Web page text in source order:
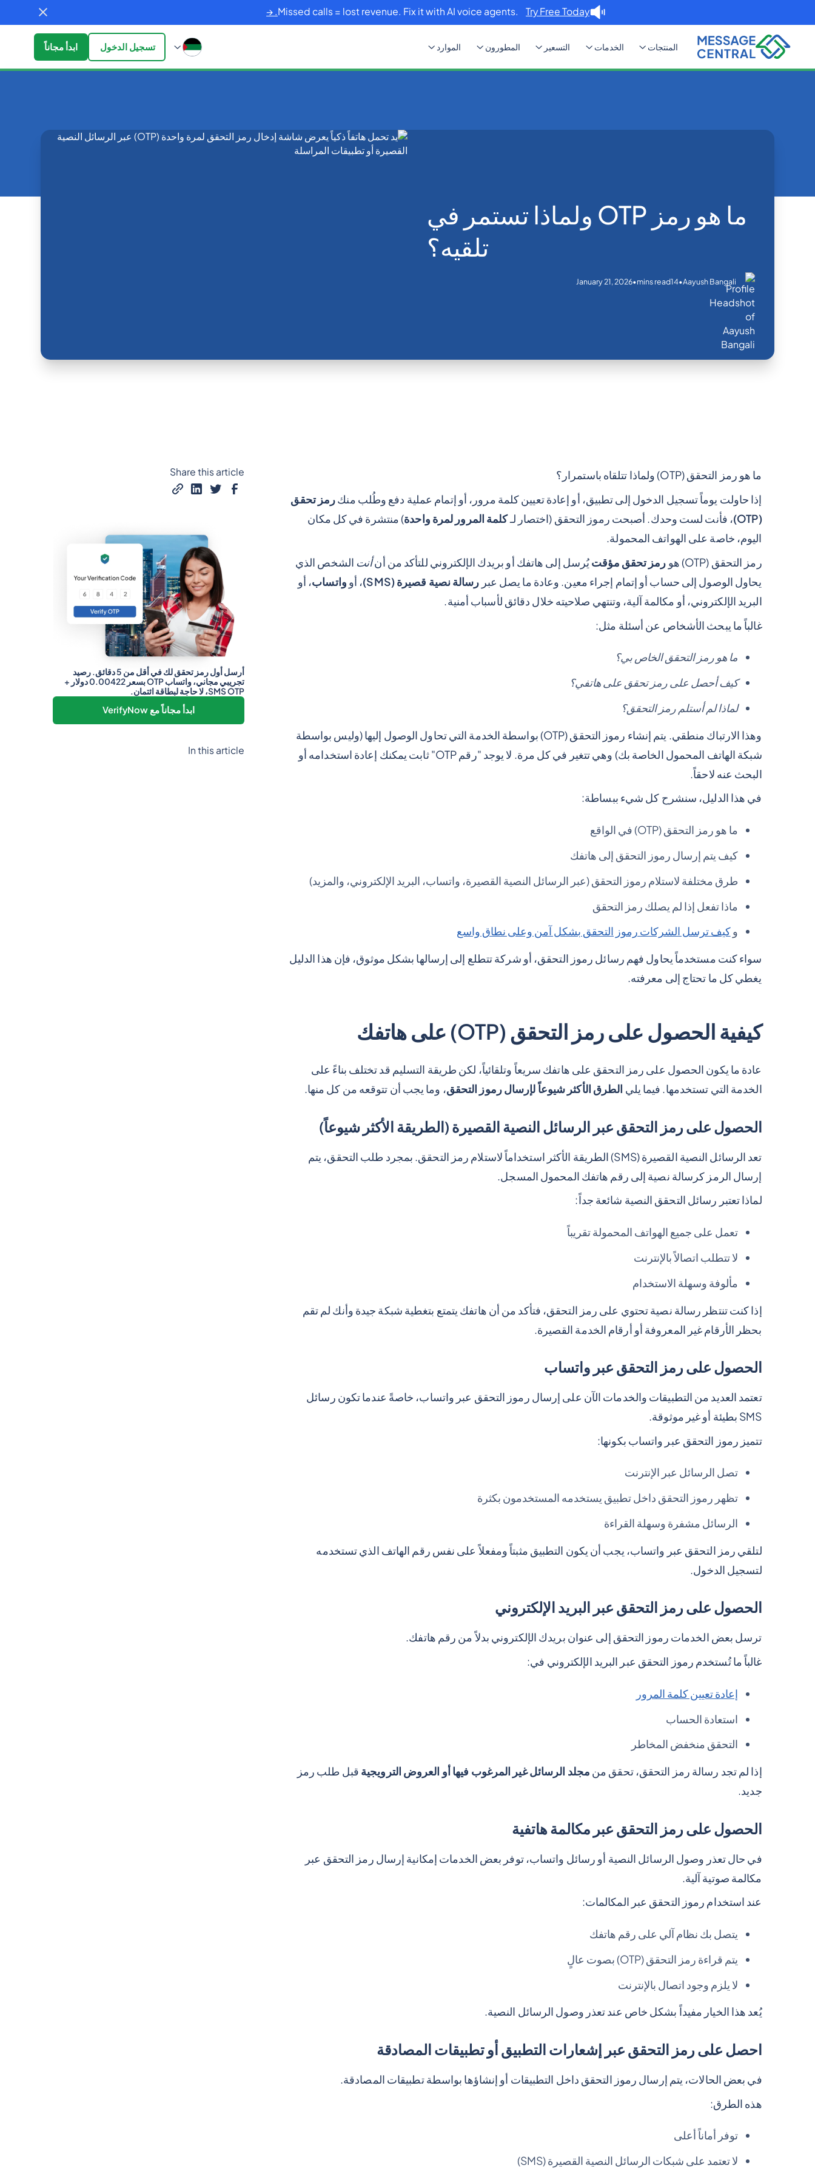
Missed calls = lost revenue. Fix it with AI voice agents.Try Free Today. →
المنتجات الخدمات التسعير المطورون الموارد تسجيل الدخول ابدأ مجاناً
ما هو رمز OTP ولماذا تستمر في
تلقيه؟
Aayush Bangali
•
14
mins read
•
January 21, 2026
ما هو رمز التحقق (OTP) ولماذا تتلقاه باستمرار؟
إذا حاولت يوماً تسجيل الدخول إلى تطبيق، أو إعادة تعيين كلمة مرور، أو إتمام عملية دفع وطُلب منكرمز تحقق
(OTP)
، فأنت لست وحدك. أصبحت رموز التحقق (اختصار لـكلمة المرور لمرة واحدة) منتشرة في كل مكان
اليوم، خاصة على الهواتف المحمولة.
رمز التحقق (OTP) هو
رمز تحقق مؤقتيُرسل إلى هاتفك أو بريدك الإلكتروني للتأكد من أنأنت الشخص الذي
يحاول الوصول إلى حساب أو إتمام إجراء معين. وعادة ما يصل عبر رسالة نصية قصيرة (SMS) ، أو واتساب، أو
البريد الإلكتروني، أو مكالمة آلية، وتنتهي صلاحيته خلال دقائق لأسباب أمنية.
غالباً ما يبحث الأشخاص عن أسئلة مثل:
ما هو رمز التحقق الخاص بي؟
كيف أحصل على رمز تحقق على هاتفي؟
لماذا لم أستلم رمز التحقق؟
وهذا الارتباك منطقي. يتم إنشاء رموز التحقق (OTP) بواسطة الخدمة التي تحاول الوصول إليها (وليس بواسطة
شبكة الهاتف المحمول الخاصة بك) وهي تتغير في كل مرة. لا يوجد "رقم OTP" ثابت يمكنك إعادة استخدامه أو
البحث عنه لاحقاً.
في هذا الدليل، سنشرح كل شيء ببساطة:
ما هو رمز التحقق (OTP) في الواقع
كيف يتم إرسال رموز التحقق إلى هاتفك
طرق مختلفة لاستلام رموز التحقق (عبر الرسائل النصية القصيرة، واتساب، البريد الإلكتروني، والمزيد)
ماذا تفعل إذا لم يصلك رمز التحقق
وكيف ترسل الشركات رموز التحقق بشكل آمن وعلى نطاق واسع
سواء كنت مستخدماً يحاول فهم رسائل رموز التحقق، أو شركة تتطلع إلى إرسالها بشكل موثوق، فإن هذا الدليل
يغطي كل ما تحتاج إلى معرفته.
كيفية الحصول على رمز التحقق (OTP) على هاتفك
عادة ما يكون الحصول على رمز التحقق على هاتفك سريعاً وتلقائياً، لكن طريقة التسليم قد تختلف بناءً على
الخدمة التي تستخدمها. فيما يلي الطرق الأكثر شيوعاً لإرسال رموز التحقق، وما يجب أن تتوقعه من كل منها.
الحصول على رمز التحقق عبر الرسائل النصية القصيرة (الطريقة الأكثر شيوعاً)
تعد الرسائل النصية القصيرة (SMS) الطريقة الأكثر استخداماً لاستلام رمز التحقق. بمجرد طلب التحقق، يتم
إرسال الرمز كرسالة نصية إلى رقم هاتفك المحمول المسجل.
لماذا تعتبر رسائل التحقق النصية شائعة جداً:
تعمل على جميع الهواتف المحمولة تقريباً
لا تتطلب اتصالاً بالإنترنت
مألوفة وسهلة الاستخدام
إذا كنت تنتظر رسالة نصية تحتوي على رمز التحقق، فتأكد من أن هاتفك يتمتع بتغطية شبكة جيدة وأنك لم تقم
بحظر الأرقام غير المعروفة أو أرقام الخدمة القصيرة.
الحصول على رمز التحقق عبر واتساب
تعتمد العديد من التطبيقات والخدمات الآن على إرسال رموز التحقق عبر واتساب، خاصةً عندما تكون رسائل
SMS بطيئة أو غير موثوقة.
تتميز رموز التحقق عبر واتساب بكونها:
تصل الرسائل عبر الإنترنت
تظهر رموز التحقق داخل تطبيق يستخدمه المستخدمون بكثرة
الرسائل مشفرة وسهلة القراءة
لتلقي رمز التحقق عبر واتساب، يجب أن يكون التطبيق مثبتاً ومفعلاً على نفس رقم الهاتف الذي تستخدمه
لتسجيل الدخول.
الحصول على رمز التحقق عبر البريد الإلكتروني
ترسل بعض الخدمات رموز التحقق إلى عنوان بريدك الإلكتروني بدلاً من رقم هاتفك.
غالباً ما تُستخدم رموز التحقق عبر البريد الإلكتروني في:
إعادة تعيين كلمة المرور
استعادة الحساب
التحقق منخفض المخاطر
إذا لم تجد رسالة رمز التحقق، تحقق من مجلد الرسائل غير المرغوب فيها أو العروض الترويجية قبل طلب رمز
جديد.
الحصول على رمز التحقق عبر مكالمة هاتفية
في حال تعذر وصول الرسائل النصية أو رسائل واتساب، توفر بعض الخدمات إمكانية إرسال رمز التحقق عبر
مكالمة صوتية آلية.
عند استخدام رموز التحقق عبر المكالمات:
يتصل بك نظام آلي على رقم هاتفك
يتم قراءة رمز التحقق (OTP) بصوت عالٍ
لا يلزم وجود اتصال بالإنترنت
يُعد هذا الخيار مفيداً بشكل خاص عند تعذر وصول الرسائل النصية.
احصل على رمز التحقق عبر إشعارات التطبيق أو تطبيقات المصادقة
في بعض الحالات، يتم إرسال رموز التحقق داخل التطبيقات أو إنشاؤها بواسطة تطبيقات المصادقة.
هذه الطرق:
توفر أماناً أعلى
لا تعتمد على شبكات الرسائل النصية القصيرة (SMS)
Share this article
أرسل أول رمز تحقق لك في أقل من 5 دقائق. رصيد
تجريبي مجاني، واتساب OTP بسعر 0.00422 دولار +
SMS OTP، لا حاجة لبطاقة ائتمان.
ابدأ مجاناً مع VerifyNow
In this article